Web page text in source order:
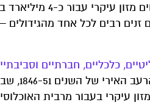
– אורז, חיטה, ותירס – שנמצאים הרחק מעל כל היתר בהיקף
רבים לכל אחד מהגידולים
כלכליים, חברתיים
את זמינות הגידולים, מעלים את
מזון עיקרי בעבור מרבית